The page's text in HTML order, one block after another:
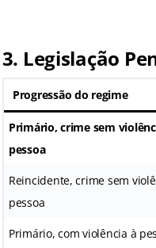
3. Legislação
Progressão do regime
Primário, crime sem
pessoa
Reincidente, crime sem
pessoa
Primário, com violência à